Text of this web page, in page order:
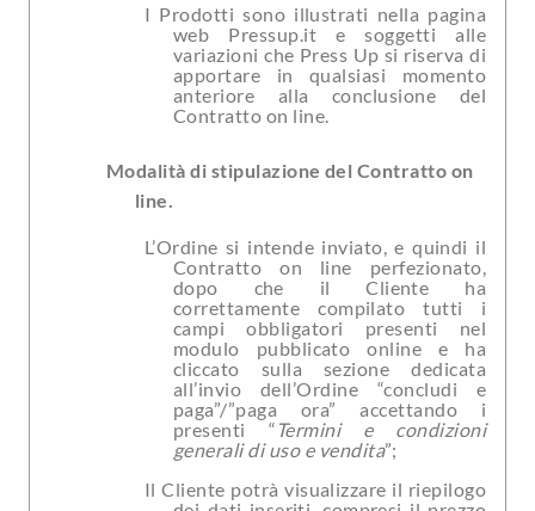
I Prodotti sono illustrati nella pagina
web Pressup.it e soggetti alle
variazioni che Press Up si riserva di
apportare in qualsiasi momento
anteriore alla conclusione del
Contratto on line.
Modalità di stipulazione del Contratto on
line.
L’Ordine si intende inviato, e quindi il
Contratto on line perfezionato,
dopo che il Cliente ha
correttamente compilato tutti i
campi obbligatori presenti nel
modulo pubblicato online e ha
cliccato sulla sezione dedicata
all’invio dell’Ordine “concludi e
paga”/”paga ora” accettando i
presenti “ Termini e condizioni
generali di uso e vendita”;
Il Cliente potrà visualizzare il riepilogo